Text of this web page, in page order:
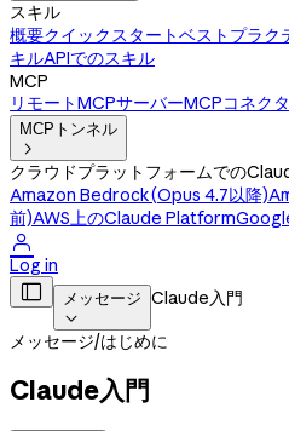
スキル
概要クイックスタートベストプラク
キルAPIでのスキル
MCP
リモートMCPサーバーMCPコネクタ
MCPトンネル

クラウドプラットフォームでの
Amazon Bedrock(Opus 4.7以降)
前)AWS上のClaude Platform

Log in
 メッセージ

Claude入門
メッセージ/はじめに
Claude入門